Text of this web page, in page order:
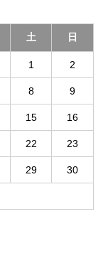
土 日
1 2
8 9
15 16
22 23
29 30